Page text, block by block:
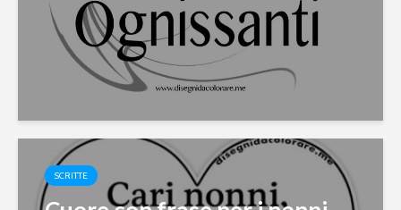
SCRITTE